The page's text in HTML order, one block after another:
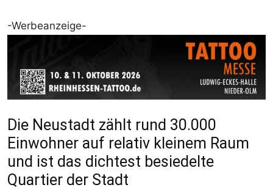
-Werbeanzeige-
Die Neustadt zählt rund 30.000
Einwohner auf relativ kleinem Raum
und ist das dichtest besiedelte
Quartier der Stadt